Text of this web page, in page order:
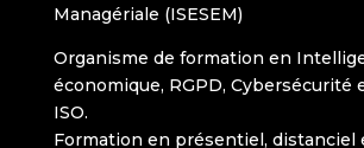
Managériale (ISESEM)
Organisme de formation en
économique, RGPD, Cybersécurité
ISO.
Formation en présentiel, distanciel